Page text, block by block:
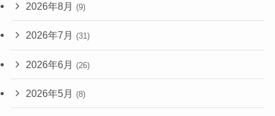
2026年8月 (9)
2026年7月 (31)
2026年6月 (26)
2026年5月 (8)